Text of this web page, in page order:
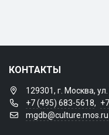
КОНТАКТЫ
129301, г. Москва,
+7 (495) 683-5618,
mgdb@culture.mos.ru